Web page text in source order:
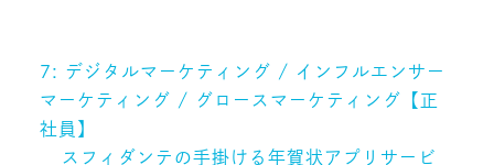
7: デジタルマーケティング / インフルエンサー
マーケティング / グロースマーケティング【正
社員】
スフィダンテの手掛ける年賀状アプリサービ